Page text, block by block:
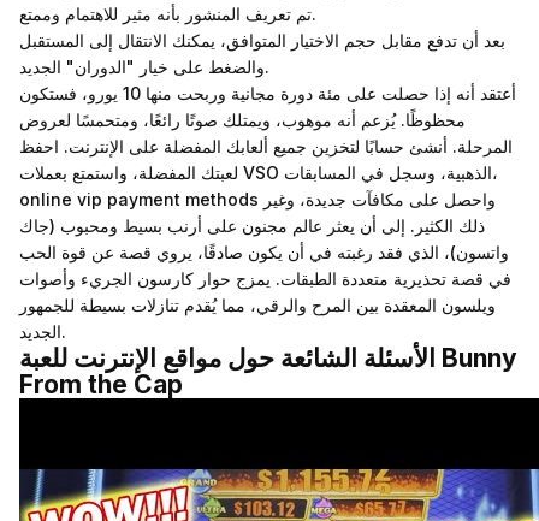
تم تعريف المنشور بأنه مثير للاهتمام وممتع.
بعد أن تدفع مقابل حجم الاختيار المتوافق، يمكنك الانتقال إلى المستقبل
والضغط على خيار "الدوران" الجديد.
أعتقد أنه إذا حصلت على مئة دورة مجانية وربحت منها 10 يورو، فستكون
محظوظًا. يُزعم أنه موهوب، ويمتلك صوتًا رائعًا، ومتحمسًا لعروض
المرحلة. أنشئ حسابًا لتخزين جميع ألعابك المفضلة على الإنترنت. احفظ
لعبتك المفضلة، واستمتع بعملات VSO الذهبية، وسجل في المسابقات،
online vip payment methods
ذلك الكثير. إلى أن يعثر عالم مجنون على أرنب بسيط ومحبوب (جاك
واتسون)، الذي فقد رغبته في أن يكون صادقًا، يروي قصة عن قوة الحب
في قصة تحذيرية متعددة الطبقات. يمزج حوار كارسون الجريء وأصوات
ويلسون المعقدة بين المرح والرقي، مما يُقدم تنازلات بسيطة للجمهور
الجديد.
الأسئلة الشائعة حول مواقع الإنترنت للعبة Bunny
From the Cap